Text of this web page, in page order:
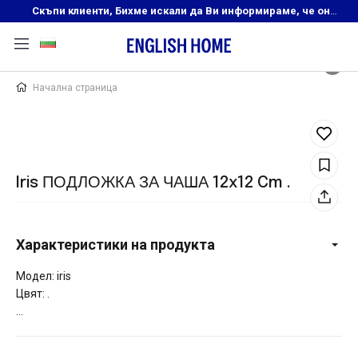
Скъпи клиенти, Бихме искали да Ви информираме, че онлайн магазинът на English Home преустановява своята дейност. Прекрасният ни и усмихнат екип ,Ви очаква в нашите физически магазини, където ще откриете любимите си продукти! Благодарим Ви, че сте част от семейството на Еnglish Home!
Начална страница
Iris ПОДЛОЖКА ЗА ЧАША 12x12 Cm .
Характеристики на продукта
Модел: iris
Цвят: .